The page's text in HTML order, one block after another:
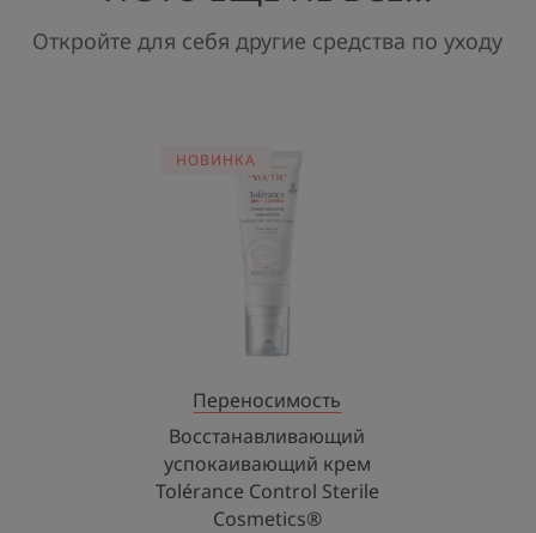
Откройте для себя другие средства по уходу
успокаивающий
крем
Tolérance
НОВИНКА
Переносимость
Восстанавливающий
успокаивающий крем
Tolérance Control Sterile
Cosmetics®